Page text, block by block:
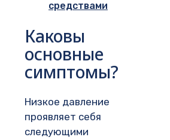
средствами
Каковы
основные
симптомы?
Низкое давление
проявляет себя
следующими